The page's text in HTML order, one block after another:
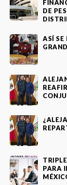
DE
ASÍ SE
PARA